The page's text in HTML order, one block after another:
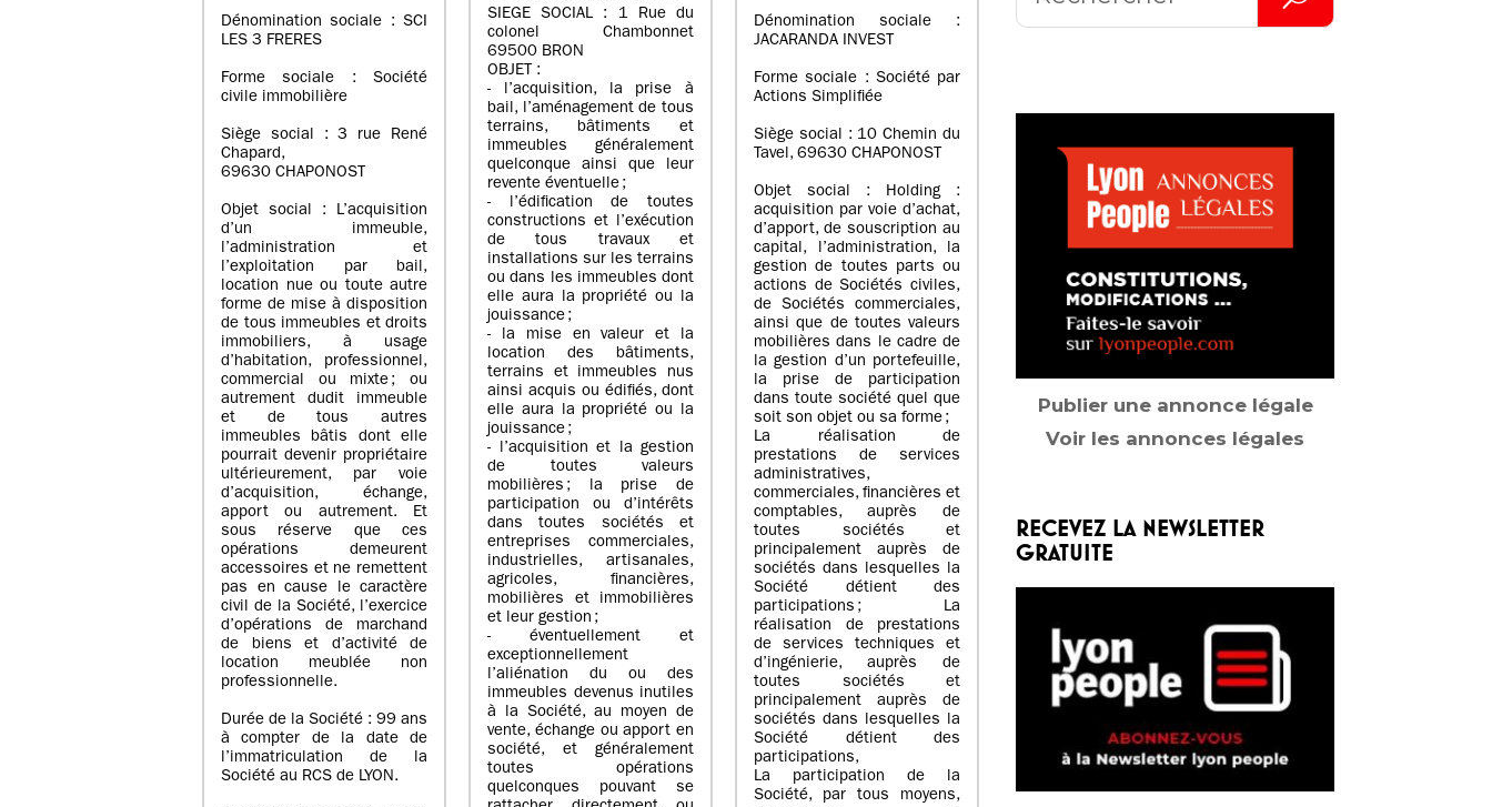
Dénomination sociale : SCI
LES 3 FRERES
Forme sociale : Société
civile immobilière
Siège social : 3 rue René
Chapard,
69630 CHAPONOST
Objet social : L’acquisition
d’un immeuble,
l’administration et
l’exploitation par bail,
location nue ou toute autre
forme de mise à disposition
de tous immeubles et droits
immobiliers, à usage
d’habitation, professionnel,
commercial ou mixte ; ou
autrement dudit immeuble
et de tous autres
immeubles bâtis dont elle
pourrait devenir propriétaire
ultérieurement, par voie
d’acquisition, échange,
apport ou autrement. Et
sous réserve que ces
opérations demeurent
accessoires et ne remettent
pas en cause le caractère
civil de la Société, l’exercice
d’opérations de marchand
de biens et d’activité de
location meublée non
professionnelle.
Durée de la Société : 99 ans
à compter de la date de
l’immatriculation de la
Société au RCS de LYON.
SIEGE SOCIAL : 1 Rue du
colonel Chambonnet
69500 BRON
OBJET :
- l’acquisition, la prise à
bail, l’aménagement de tous
terrains, bâtiments et
immeubles généralement
quelconque ainsi que leur
revente éventuelle ;
- l’édification de toutes
constructions et l’exécution
de tous travaux et
installations sur les terrains
ou dans les immeubles dont
elle aura la propriété ou la
jouissance ;
- la mise en valeur et la
location des bâtiments,
terrains et immeubles nus
ainsi acquis ou édifiés, dont
elle aura la propriété ou la
jouissance ;
- l’acquisition et la gestion
de toutes valeurs
mobilières ; la prise de
participation ou d’intérêts
dans toutes sociétés et
entreprises commerciales,
industrielles, artisanales,
agricoles, financières,
mobilières et immobilières
et leur gestion ;
- éventuellement et
exceptionnellement
l’aliénation du ou des
immeubles devenus inutiles
à la Société, au moyen de
vente, échange ou apport en
société, et généralement
toutes opérations
quelconques pouvant se
Dénomination sociale :
JACARANDA INVEST
Forme sociale : Société par
Actions Simplifiée
Siège social : 10 Chemin du
Tavel, 69630 CHAPONOST
Objet social : Holding :
acquisition par voie d’achat,
d’apport, de souscription au
capital, l’administration, la
gestion de toutes parts ou
actions de Sociétés civiles,
de Sociétés commerciales,
ainsi que de toutes valeurs
mobilières dans le cadre de
la gestion d’un portefeuille,
la prise de participation
dans toute société quel que
soit son objet ou sa forme ;
La réalisation de
prestations de services
administratives,
commerciales, financières et
comptables, auprès de
toutes sociétés et
principalement auprès de
sociétés dans lesquelles la
Société détient des
participations ; La
réalisation de prestations
de services techniques et
d’ingénierie, auprès de
toutes sociétés et
principalement auprès de
sociétés dans lesquelles la
Société détient des
participations,
La participation de la
Société, par tous moyens,
Publier une annonce légale
Voir les annonces légales
RECEVEZ LA NEWSLETTER
GRATUITE